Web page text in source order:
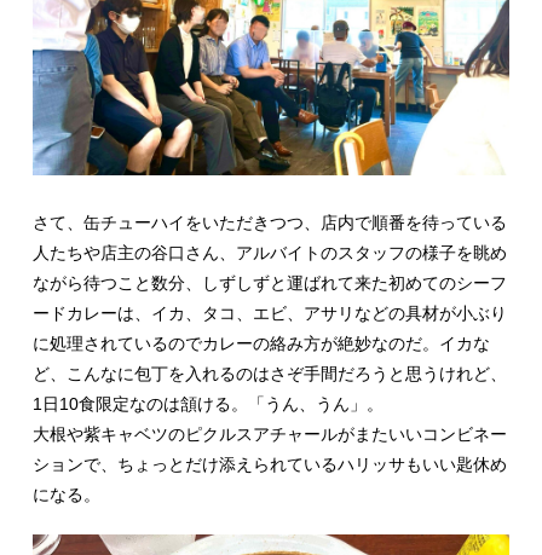
さて、缶チューハイをいただきつつ、店内で順番を待っている
人たちや店主の谷口さん、アルバイトのスタッフの様子を眺め
ながら待つこと数分、しずしずと運ばれて来た初めてのシーフ
ードカレーは、イカ、タコ、エビ、アサリなどの具材が小ぶり
に処理されているのでカレーの絡み方が絶妙なのだ。イカな
ど、こんなに包丁を入れるのはさぞ手間だろうと思うけれど、
1日10食限定なのは頷ける。「うん、うん」。
大根や紫キャベツのピクルスアチャールがまたいいコンビネー
ションで、ちょっとだけ添えられているハリッサもいい匙休め
になる。